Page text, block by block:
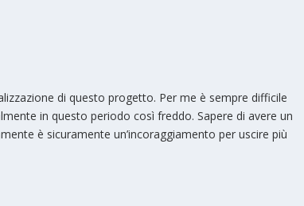
di questo progetto. Per me è sempre difficile
in questo periodo così freddo. Sapere di avere un
è sicuramente un’incoraggiamento per uscire più